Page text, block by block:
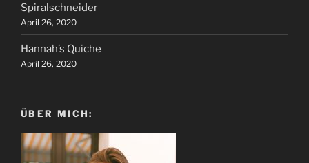
Spiralschneider
April 26, 2020
Hannah’s Quiche
April 26, 2020
ÜBER MICH: